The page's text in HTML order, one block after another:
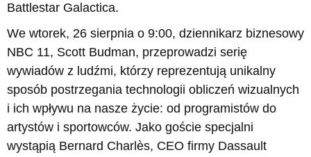
Battlestar Galactica.
We wtorek, 26 sierpnia o 9:00, dziennikarz biznesowy
NBC 11, Scott Budman, przeprowadzi serię
wywiadów z ludźmi, którzy reprezentują unikalny
sposób postrzegania technologii obliczeń wizualnych
i ich wpływu na nasze życie: od programistów do
artystów i sportowców. Jako goście specjalni
wystąpią Bernard Charlès, CEO firmy Dassault